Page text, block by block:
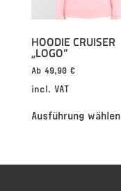
HOODIE CRUISER
„LOGO”
Ab 49,90 €
incl. VAT
Ausführung wählen